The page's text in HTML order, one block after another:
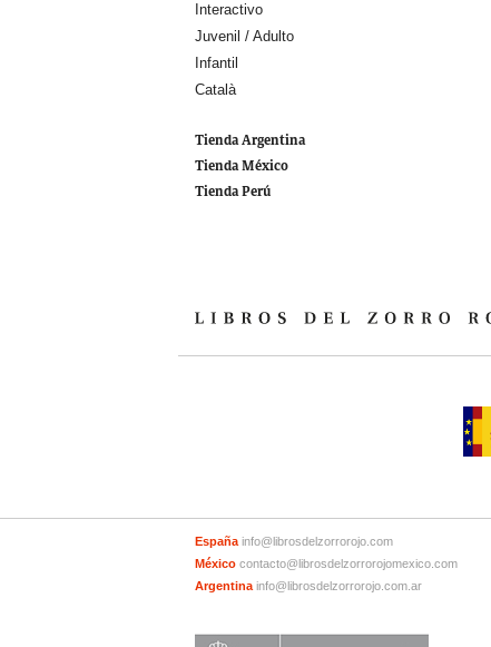
Interactivo
Juvenil / Adulto
Infantil
Català
Tienda Argentina
Tienda México
Tienda Perú
España info@librosdelzorrorojo.com
México contacto@librosdelzorrorojomexico.com
Argentina info@librosdelzorrorojo.com.ar